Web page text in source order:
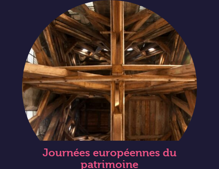
Journées européennes du
patrimoine